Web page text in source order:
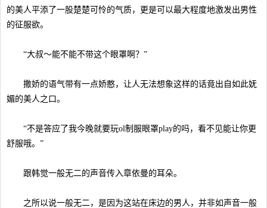
的美人平添了一股楚楚可怜的气质，更是可以最大程度地激发出男性
的征服欲。
“大叔～能不能不带这个眼罩啊？”
撒娇的语气带有一点娇憨，让人无法想象这样的话竟出自如此妩
媚的美人之口。
“不是答应了我今晚就要玩ol制服眼罩play的吗，看不见能让你更
舒服哦。”
跟韩觉一般无二的声音传入章依曼的耳朵。
之所以说一般无二，是因为这站在床边的男人，并非如声音一般